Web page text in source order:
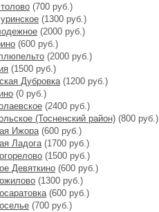
(700 руб.)
(1300 руб.)
(2000 руб.)
(600 руб.)
(2000 руб.)
(1500 руб.)
Дубровка(1200 руб.)
(0 руб.)
(2400 руб.)
(Тосненский район) (800 руб.)
Ижора(600 руб.)
Ладога(1700 руб.)
(1500 руб.)
Девяткино (600 руб.)
(1300 руб.)
(600 руб.)
(700 руб.)